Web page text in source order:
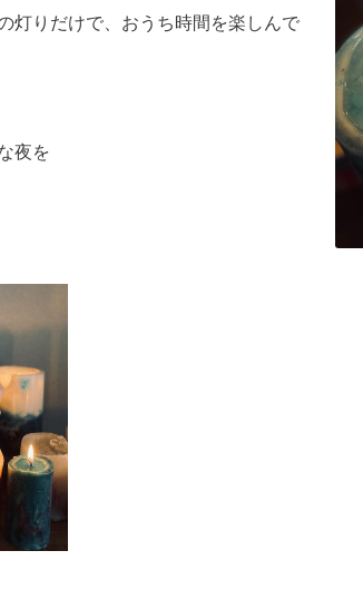
灯りだけで、おうち時間を楽しんで
夜を